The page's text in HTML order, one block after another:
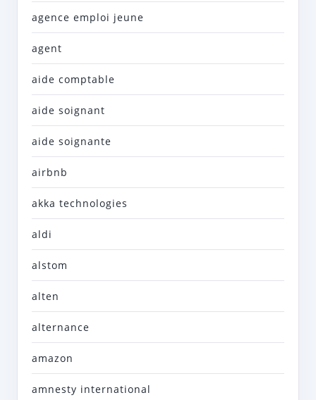
agence emploi jeune
agent
aide comptable
aide soignant
aide soignante
airbnb
akka technologies
aldi
alstom
alten
alternance
amazon
amnesty international